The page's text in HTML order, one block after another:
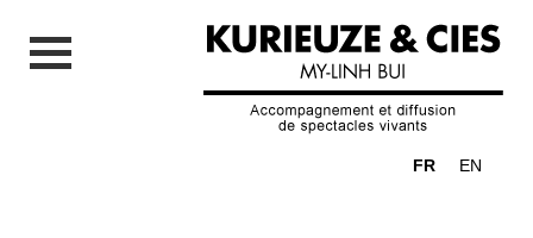
FR EN